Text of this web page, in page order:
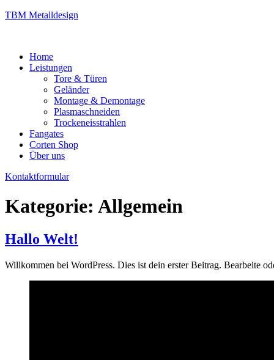
TBM Metalldesign
Home
Leistungen
Tore & Türen
Geländer
Montage & Demontage
Plasmaschneiden
Trockeneisstrahlen
Fangates
Corten Shop
Über uns
Kontaktformular
Kategorie: Allgemein
Hallo Welt!
Willkommen bei WordPress. Dies ist dein erster Beitrag. Bearbeite